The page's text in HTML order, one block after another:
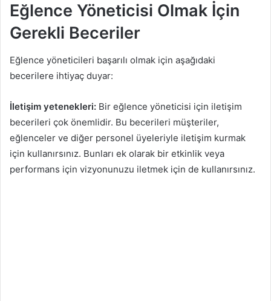
Eğlence Yöneticisi Olmak İçin
Gerekli Beceriler
Eğlence yöneticileri başarılı olmak için aşağıdaki
becerilere ihtiyaç duyar:
İletişim yetenekleri: Bir eğlence yöneticisi için iletişim
becerileri çok önemlidir. Bu becerileri müşteriler,
eğlenceler ve diğer personel üyeleriyle iletişim kurmak
için kullanırsınız. Bunları ek olarak bir etkinlik veya
performans için vizyonunuzu iletmek için de kullanırsınız.